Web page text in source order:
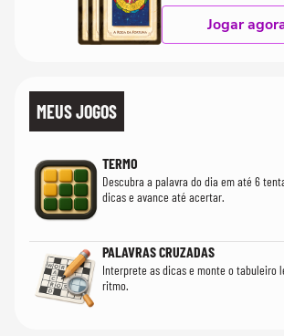
Jogar
MEUS JOGOS
TERMO
Descubra a palavra do dia em até 6
dicas e avance até acertar.
PALAVRAS CRUZADAS
Interprete as dicas e monte o tabuleiro
ritmo.